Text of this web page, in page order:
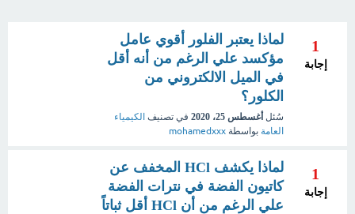
1
إجابة
لماذا يعتبر الفلور أقوي عامل
مؤكسد علي الرغم من أنه أقل
في الميل الالكتروني من
الكلور؟
سُئل أغسطس 25، 2020 في تصنيف الكيمياء
العامة بواسطة mohamedxxx
1
إجابة
لماذا يكشف HCl المخفف عن
كاتيون الفضة في نترات الفضة
علي الرغم من أن HCl أقل ثباتاً